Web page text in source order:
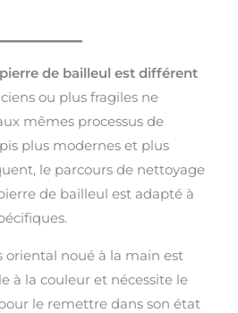
de bailleul est différent
ou plus fragiles ne
mêmes processus de
plus modernes et plus
le parcours de nettoyage
de bailleul est adapté à
oriental noué à la main est
à la couleur et nécessite le
le remettre dans son état